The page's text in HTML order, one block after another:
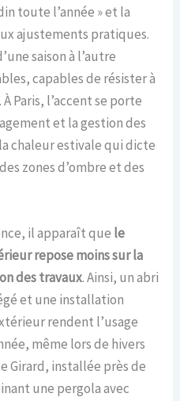
toute l’année » et la
ajustements pratiques.
saison à l’autre
capables de résister à
Paris, l’accent se porte
et la gestion des
chaleur estivale qui dicte
zones d’ombre et des
il apparaît que le
repose moins sur la
des travaux. Ainsi, un abri
et une installation
rendent l’usage
même lors de hivers
Girard, installée près de
une pergola avec